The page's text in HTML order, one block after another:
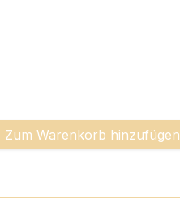
Zum Warenkorb hinzufügen